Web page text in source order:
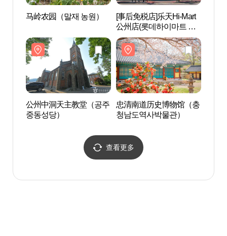
马岭农园（말재 농원）
[事后免税店]乐天Hi-Mart
公州店(롯데하이마트 공
주점)
公州中洞天主教堂（공주
중동성당）
忠清南道历史博物馆（충
청남도역사박물관）
查看更多